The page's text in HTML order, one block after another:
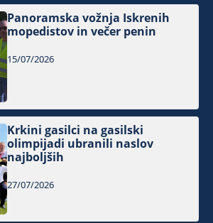
Panoramska vožnja Iskrenih
mopedistov in večer penin
15/07/2026
Krkini gasilci na gasilski
olimpijadi ubranili naslov
najboljših
27/07/2026